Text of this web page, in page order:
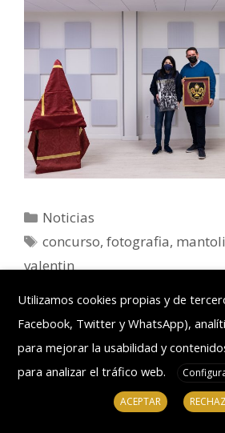
Noticias
concurso,fotografia,
valentin
Utilizamos cookies propias y de
Facebook, Twitter y WhatsApp),
para mejorar la usabilidad y
para analizar el tráfico web.
ACEPTAR